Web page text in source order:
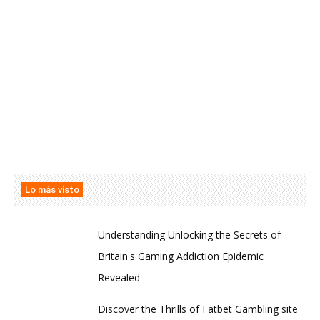
Lo más visto
Understanding Unlocking the Secrets of
Britain's Gaming Addiction Epidemic
Revealed
Discover the Thrills of Fatbet Gambling site